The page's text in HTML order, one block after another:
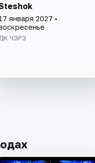
января 2027 •
ДК ЧЭРЗ